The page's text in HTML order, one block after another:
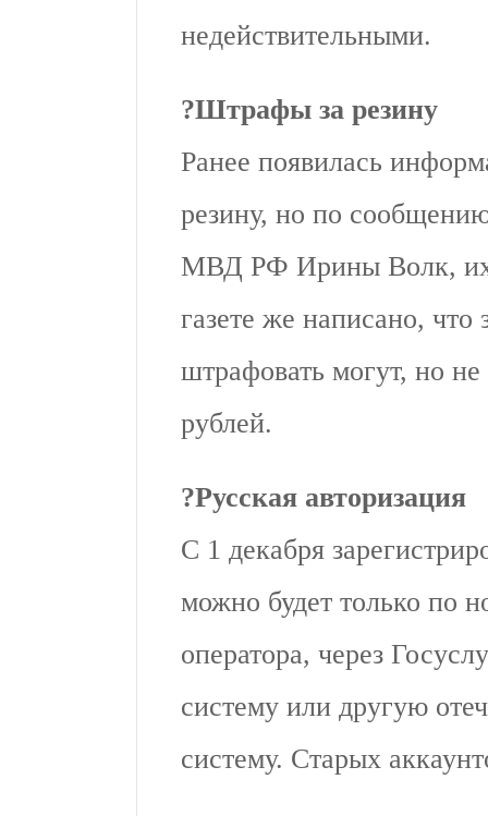
недействительными.
?Штрафы за резину
Ранее появилась
резину, но по
МВД РФ Ирины Волк, их
газете же написано, что
штрафовать могут, но
рублей.
?Русская авторизация
С 1 декабря
можно будет только по
оператора, через
систему или другую
систему. Старых